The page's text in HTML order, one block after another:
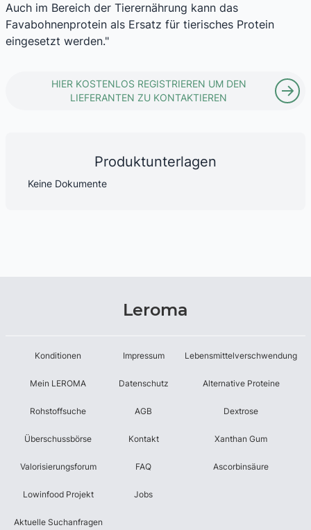
Auch im Bereich der Tierernährung kann das
Favabohnenprotein als Ersatz für tierisches Protein
eingesetzt werden."
HIER KOSTENLOS REGISTRIEREN UM DEN
LIEFERANTEN ZU KONTAKTIEREN
Produktunterlagen
Keine Dokumente
Leroma
Konditionen
Mein LEROMA
Rohstoffsuche
Überschussbörse
Valorisierungsforum
Lowinfood Projekt
Aktuelle Suchanfragen
Impressum
Datenschutz
AGB
Kontakt
FAQ
Jobs
Lebensmittelverschwendung
Alternative Proteine
Dextrose
Xanthan Gum
Ascorbinsäure